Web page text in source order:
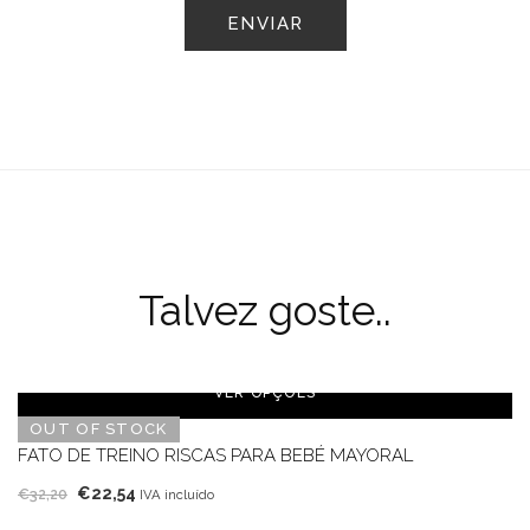
Talvez goste..
OUT OF STOCK
VER OPÇÕES
FATO DE TREINO RISCAS PARA BEBÉ MAYORAL
€32,20 O
€22,54 O
IVA incluído